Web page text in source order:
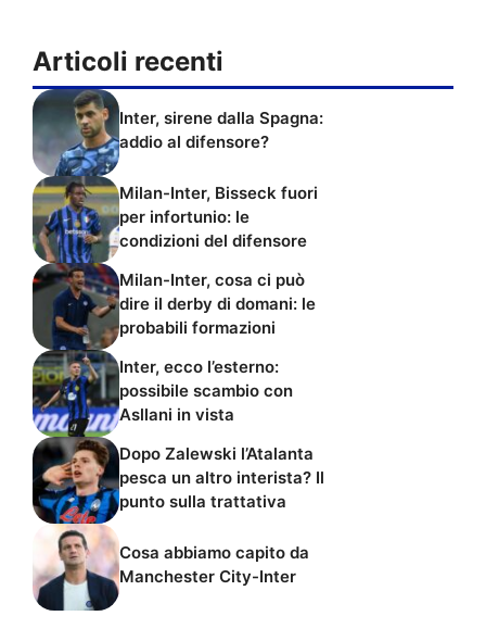
Articoli recenti
Inter, sirene dalla Spagna:
addio al difensore?
Milan-Inter, Bisseck fuori
per infortunio: le
condizioni del difensore
Milan-Inter, cosa ci può
dire il derby di domani: le
probabili formazioni
Inter, ecco l’esterno:
possibile scambio con
Asllani in vista
Dopo Zalewski l’Atalanta
pesca un altro interista? Il
punto sulla trattativa
Cosa abbiamo capito da
Manchester City-Inter